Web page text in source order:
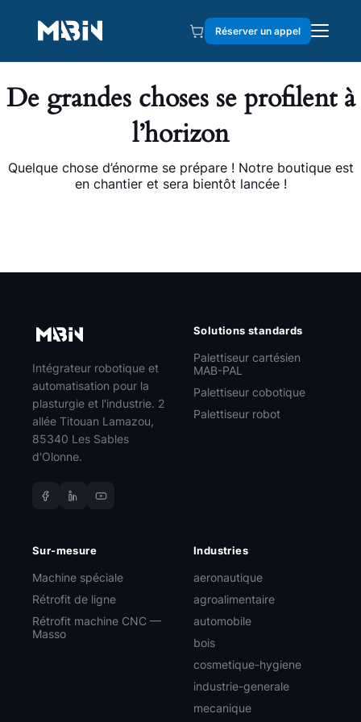
Réserver un appel
De grandes choses se profilent à
l’horizon
Quelque chose d’énorme se prépare ! Notre boutique est
en chantier et sera bientôt lancée !
Intégrateur robotique et
automatisation pour la
plasturgie et l'industrie. 2
allée Titouan Lamazou,
85340 Les Sables
d'Olonne.
Solutions standards
Palettiseur cartésien
MAB-PAL
Palettiseur cobotique
Palettiseur robot
Sur-mesure
Machine spéciale
Rétrofit de ligne
Rétrofit machine CNC —
Masso
Industries
aeronautique
agroalimentaire
automobile
bois
cosmetique-hygiene
industrie-generale
mecanique